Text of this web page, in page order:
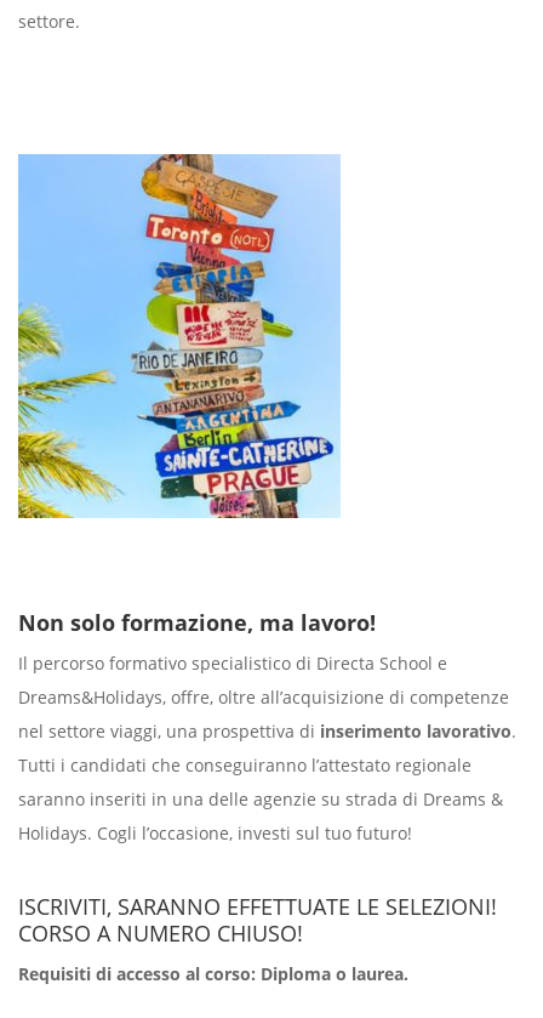
settore.
Non solo formazione, ma lavoro!
Il percorso formativo specialistico di Directa School e
Dreams&Holidays, offre, oltre all’acquisizione di competenze
nel settore viaggi, una prospettiva di inserimento lavorativo.
Tutti i candidati che conseguiranno l’attestato regionale
saranno inseriti in una delle agenzie su strada di Dreams &
Holidays. Cogli l’occasione, investi sul tuo futuro!
ISCRIVITI, SARANNO EFFETTUATE LE SELEZIONI!
CORSO A NUMERO CHIUSO!
Requisiti di accesso al corso: Diploma o laurea.